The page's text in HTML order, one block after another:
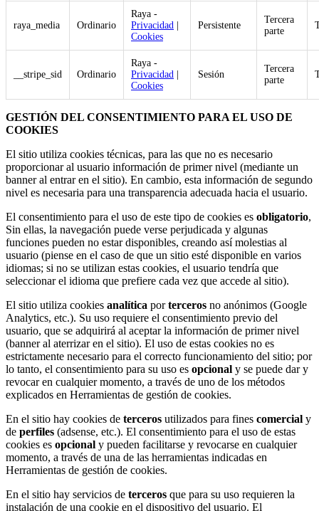
raya_media Ordinario
Raya -
Privacidad
Cookies
Persistente
Tercera
parte
__stripe_sid Ordinario
Raya -
Privacidad
Cookies
Sesión
Tercera
parte
GESTIÓN DEL CONSENTIMIENTO PARA EL USO DE
COOKIES
El sitio utiliza cookies técnicas, para las que no es necesario
proporcionar al usuario información de primer nivel (mediante un
banner al entrar en el sitio). En cambio, esta información de segundo
nivel es necesaria para una transparencia adecuada hacia el usuario.
El consentimiento para el uso de este tipo de cookies es obligatorio,
Sin ellas, la navegación puede verse perjudicada y algunas
funciones pueden no estar disponibles, creando así molestias al
usuario (piense en el caso de que un sitio esté disponible en varios
idiomas; si no se utilizan estas cookies, el usuario tendría que
seleccionar el idioma que prefiere cada vez que accede al sitio).
El sitio utiliza cookies analítica porterceros no anónimos (Google
Analytics, etc.). Su uso requiere el consentimiento previo del
usuario, que se adquirirá al aceptar la información de primer nivel
(banner al aterrizar en el sitio). El uso de estas cookies no es
estrictamente necesario para el correcto funcionamiento del sitio; por
lo tanto, el consentimiento para su uso es opcional y se puede dar y
revocar en cualquier momento, a través de uno de los métodos
explicados en Herramientas de gestión de cookies.
En el sitio hay cookies de terceros utilizados para fines comercial y
de perfiles (adsense, etc.). El consentimiento para el uso de estas
cookies es opcional y pueden facilitarse y revocarse en cualquier
momento, a través de una de las herramientas indicadas en
Herramientas de gestión de cookies.
En el sitio hay servicios de terceros que para su uso requieren la
instalación de una cookie en el dispositivo del usuario. El